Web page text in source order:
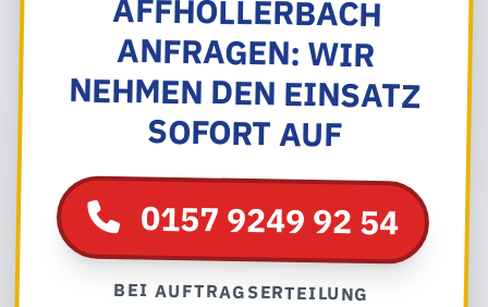
SOFORT AUF
0157 9249 92 54
BEI AUFTRAGSERTEILUNG
BERECHNEN WIR KEINE